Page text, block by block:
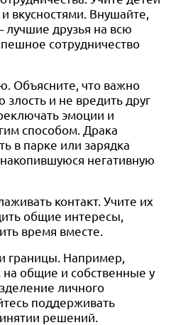
вкусностями. Внушайте,
лучшие друзья на всю
сотрудничество
Объясните, что важно
злость и не вредить друг
эмоции и
способом. Драка
в парке или зарядка
негативную
контакт. Учите их
общие интересы,
время вместе.
границы. Например,
общие и собственные у
личного
поддерживать
решений.